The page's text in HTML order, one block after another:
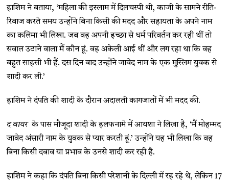
हाशिम ने बताया, ‘महिला की इस्लाम में दिलचस्पी थी, काजी के सामने रीति-
रिवाज करते समय उन्होंने बिना किसी की मदद और सहायता के अपने नाम
का कलिमा भी लिखा. जब वह अपनी इच्छा से धर्म परिवर्तन कर रही थीं तो
सवाल उठाने वाला मैं कौन हूं. वह अकेली आई थीं और लग रहा था कि वह
बहुत साहसी भी हैं. दस दिन बाद उन्होंने जावेद नाम के एक मुस्लिम युवक से
शादी कर ली.’
हाशिम ने दंपति की शादी के दौरान अदालती कागजातों में भी मदद की.
द वायरके पास मौजूदा शादी के हलफनामे में आयशा ने लिखा है, ‘मैं मोहम्मद
जावेद अंसारी नाम के युवक से प्यार करती हूं.’ उन्होंने यह भी लिखा कि वह
बिना किसी दबाव या प्रभाव के उनसे शादी कर रही है.
हाशिम ने कहा कि दंपति बिना किसी परेशानी के दिल्ली में रह रहे थे, लेकिन 17